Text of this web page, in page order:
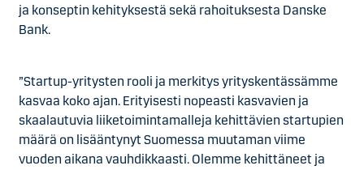
ja konseptin kehityksestä sekä rahoituksesta Danske
Bank.
”Startup-yritysten rooli ja merkitys yrityskentässämme
kasvaa koko ajan. Erityisesti nopeasti kasvavien ja
skaalautuvia liiketoimintamalleja kehittävien startupien
määrä on lisääntynyt Suomessa muutaman viime
vuoden aikana vauhdikkaasti. Olemme kehittäneet ja